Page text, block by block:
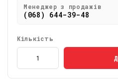
Менеджер з продажів
(068) 644-39-48
Кількість